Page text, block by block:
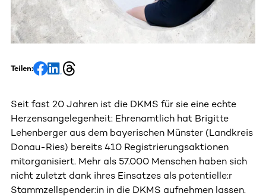
Teilen:
Seit fast 20 Jahren ist die DKMS für sie eine echte
Herzensangelegenheit: Ehrenamtlich hat Brigitte
Lehenberger aus dem bayerischen Münster (Landkreis
Donau-Ries) bereits 410 Registrierungsaktionen
mitorganisiert. Mehr als 57.000 Menschen haben sich
nicht zuletzt dank ihres Einsatzes als potentielle:r
Stammzellspender:in in die DKMS aufnehmen lassen.